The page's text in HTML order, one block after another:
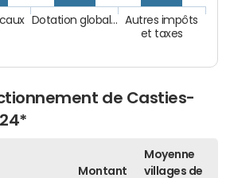
Autres impôts
et taxes
Dotation global…
de Casties-
Montant
Moyenne
villages de